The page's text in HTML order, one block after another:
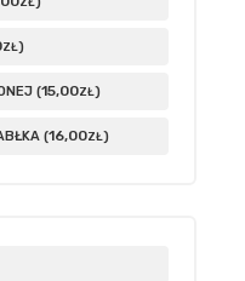
ZŁ)
(15,00ZŁ)
(16,00ZŁ)